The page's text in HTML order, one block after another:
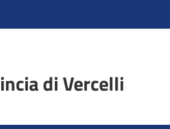
di Vercelli